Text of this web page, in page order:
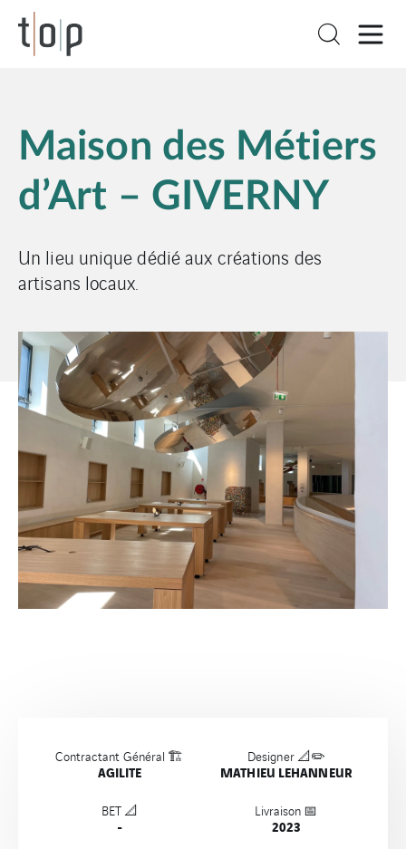
Maison des Métiers
d’Art – GIVERNY
Un lieu unique dédié aux créations des
artisans locaux.
Contractant Général 🏗️
AGILITE
Designer 📐✏️
MATHIEU LEHANNEUR
BET 📐
-
Livraison 📅
2023